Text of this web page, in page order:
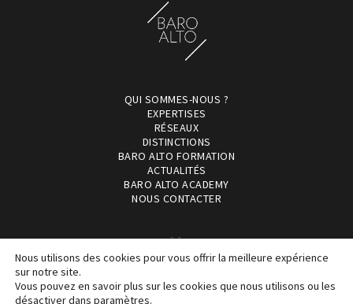
QUI SOMMES-NOUS ?
EXPERTISES
RÉSEAUX
DISTINCTIONS
BARO ALTO FORMATION
ACTUALITÉS
BARO ALTO ACADEMY
NOUS CONTACTER
©2017-21 Copyright Baro Alto, cabinet d'avocats d'affaires
Conditions générales d’utilisation
Nous utilisons des cookies pour vous offrir la meilleure expérience
sur notre site.
Vous pouvez en savoir plus sur les cookies que nous utilisons ou les
désactiver dans paramètres.